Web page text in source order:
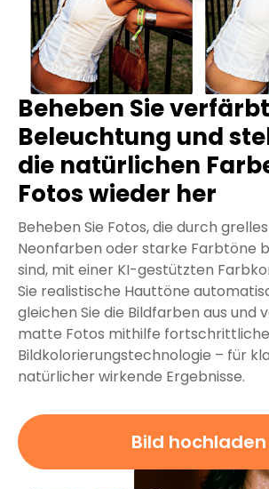
Beheben Sie
Beleuchtung und
die natürlichen
Fotos wieder her
Beheben Sie Fotos, die durch
Neonfarben oder starke Farbtöne
sind, mit einer KI-gestützten
Sie realistische Hauttöne
gleichen Sie die Bildfarben aus und
matte Fotos mithilfe
Bildkolorierungstechnologie – für
natürlicher wirkende Ergebnisse.
Bild hochladen